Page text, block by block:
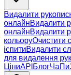
Видалити
онлайнВидалити
онлайнВидалити
кольоруОчистити
іспитиВидалити
для видалення
ЦіниAPI БлогЧаПи